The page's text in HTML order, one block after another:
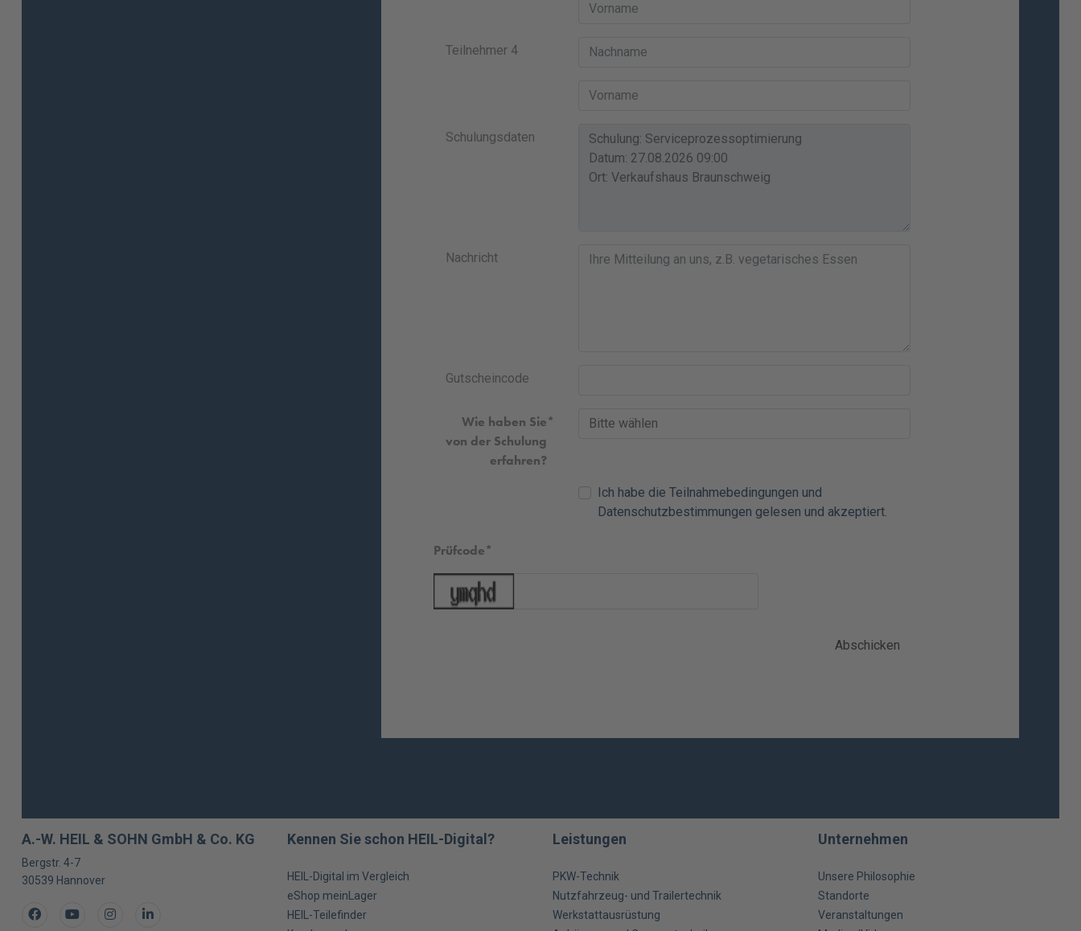
Teilnehmer 4
Schulungsdaten
Nachricht
Gutscheincode
Wie haben Sie
von der Schulung
erfahren?
Ich habe dieTeilnahmebedingungen und
Datenschutzbestimmungen gelesen und akzeptiert.
Prüfcode
Abschicken
A.-W. HEIL & SOHN GmbH & Co. KG
Bergstr. 4-7
30539 Hannover
FacebookYoutubeInstagramLinkedIn
Kennen Sie schon HEIL-Digital?
HEIL-Digital im Vergleich
eShop meinLager
HEIL-Teilefinder
Leistungen
PKW-Technik
Nutzfahrzeug- und Trailertechnik
Werkstattausrüstung
Unternehmen
Unsere Philosophie
Standorte
Veranstaltungen